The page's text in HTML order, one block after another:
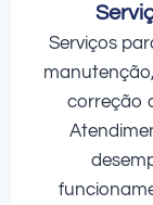
Serviços
correção